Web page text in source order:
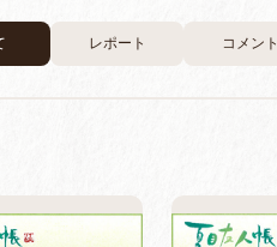
レポート コメント